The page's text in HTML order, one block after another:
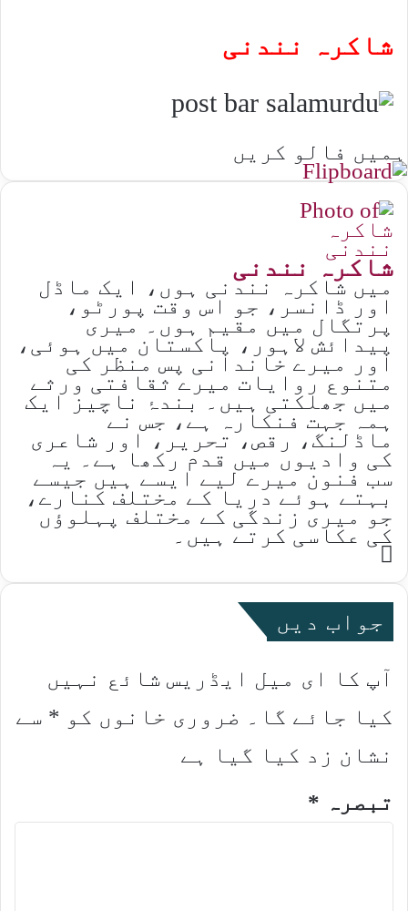
شاکرہ نندنی
ہمیں فالو کریں
شاکرہ نندنی
میں شاکرہ نندنی ہوں، ایک ماڈل
اور ڈانسر، جو اس وقت پورٹو،
پرتگال میں مقیم ہوں۔ میری
پیدائش لاہور، پاکستان میں ہوئی،
اور میرے خاندانی پس منظر کی
متنوع روایات میرے ثقافتی ورثے
میں جھلکتی ہیں۔ بندۂ ناچیز ایک
ہمہ جہت فنکارہ ہے، جس نے
ماڈلنگ، رقص، تحریر، اور شاعری
کی وادیوں میں قدم رکھا ہے۔ یہ
سب فنون میرے لیے ایسے ہیں جیسے
بہتے ہوئے دریا کے مختلف کنارے،
جو میری زندگی کے مختلف پہلوؤں
کی عکاسی کرتے ہیں۔
Website
جواب دیں
آپ کا ای میل ایڈریس شائع نہیں
کیا جائے گا۔
ضروری خانوں کو * سے
نشان زد کیا گیا ہے
تبصرہ *